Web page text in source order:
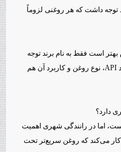
توجه داشت که هر روغنی لزوماً
است فقط به نام برند توجه
نشود و مشخصاتی مثل ویسکوزیته، استاندارد API، نوع روغن و کاربرد آن هم
دارد؟
اما در رانندگی شهری اهمیت
می‌کند که روغن سریع‌تر تحت